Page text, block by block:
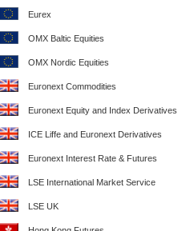
Eurex
OMX Baltic Equities
OMX Nordic Equities
Euronext Commodities
Euronext Equity and Index Derivatives
ICE Liffe and Euronext Derivatives
Euronext Interest Rate & Futures
LSE International Market Service
LSE UK